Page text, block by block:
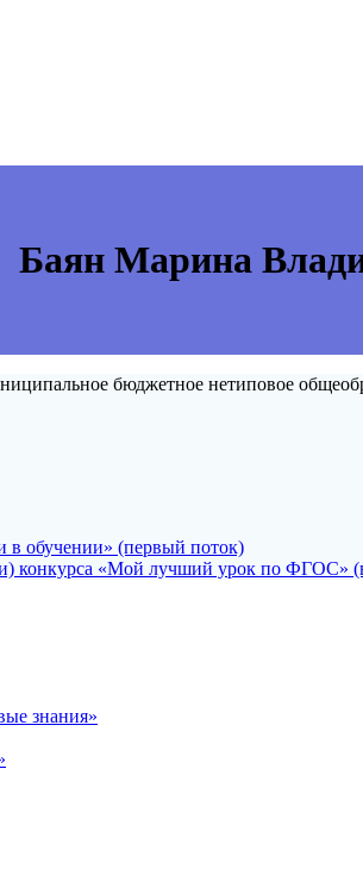
Баян Марина
бюджетное нетиповое
в обучении» (первый поток)
конкурса «Мой лучший урок по ФГОС»
знания»